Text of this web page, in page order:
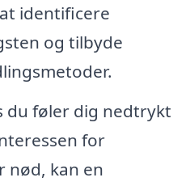
identificere
og tilbyde
du føler dig nedtrykt
for
nød, kan en